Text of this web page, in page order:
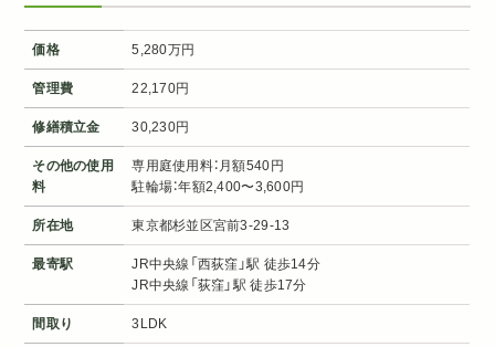
価格 5,280万円
管理費 22,170円
修繕積立金 30,230円
その他の使用
料
専用庭使用料：月額540円
駐輪場：年額2,400〜3,600円
所在地 東京都杉並区宮前3-29-13
最寄駅
JR中央線「西荻窪」駅 徒歩14分
JR中央線「荻窪」駅 徒歩17分
間取り 3LDK